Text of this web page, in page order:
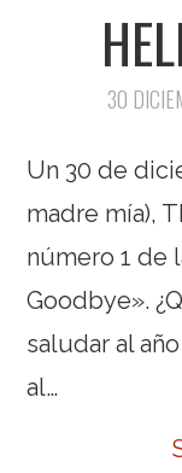
30
Un 30 de
madre mía),
número 1 de
Goodbye».
saludar al
al…